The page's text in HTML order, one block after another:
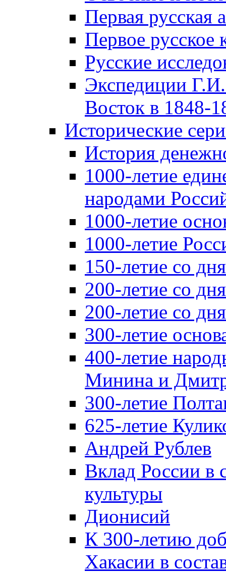
Первая русская
Первое русское
Русские
Экспедиции
Восток в 1848-
Исторические
История
1000-летие
народами
1000-летие
1000-летие
150-летие со
200-летие со
200-летие со
300-летие
400-летие
Минина и
300-летие
625-летие
Андрей Рублев
Вклад России в
культуры
Дионисий
К 300-летию
Хакасии в